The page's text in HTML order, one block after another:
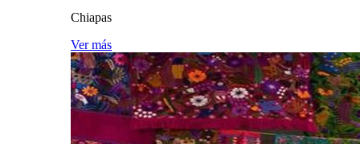
Chiapas
Ver más